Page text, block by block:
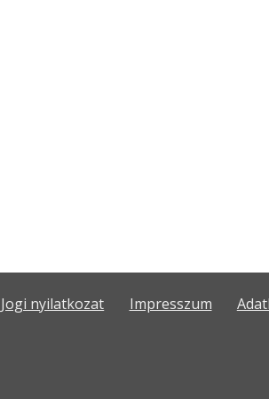
Jogi nyilatkozat Impresszum